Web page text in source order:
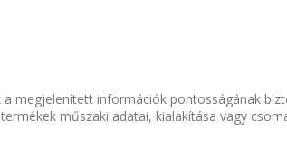
megjelenített információk pontosságának
műszaki adatai, kialakítása vagy